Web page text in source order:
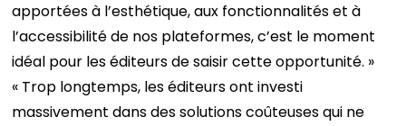
apportées à l’esthétique, aux fonctionnalités et à
l’accessibilité de nos plateformes, c’est le moment
idéal pour les éditeurs de saisir cette opportunité. »
« Trop longtemps, les éditeurs ont investi
massivement dans des solutions coûteuses qui ne